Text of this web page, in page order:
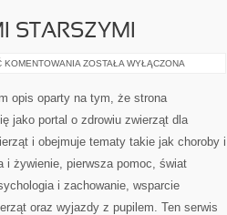
STARSZYMI
KOMENTOWANIA OPIEKA
STARSZYMI
ZOSTAŁA WYŁĄCZONA
opis oparty na tym, że strona
jako portal o zdrowiu zwierząt dla
i obejmuje tematy takie jak choroby i
i żywienie, pierwsza pomoc, świat
i zachowanie, wsparcie
oraz wyjazdy z pupilem. Ten serwis